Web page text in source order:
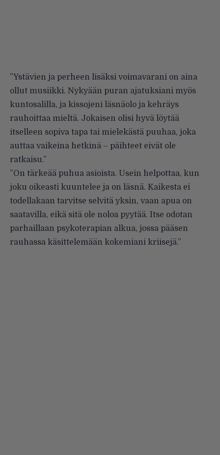
”Ystävien ja perheen lisäksi voimavarani on aina
ollut musiikki. Nykyään puran ajatuksiani myös
kuntosalilla, ja kissojeni läsnäolo ja kehräys
rauhoittaa mieltä. Jokaisen olisi hyvä löytää
itselleen sopiva tapa tai mielekästä puuhaa, joka
auttaa vaikeina hetkinä – päihteet eivät ole
ratkaisu.”
”On tärkeää puhua asioista. Usein helpottaa, kun
joku oikeasti kuuntelee ja on läsnä. Kaikesta ei
todellakaan tarvitse selvitä yksin, vaan apua on
saatavilla, eikä sitä ole noloa pyytää. Itse odotan
parhaillaan psykoterapian alkua, jossa pääsen
rauhassa käsittelemään kokemiani kriisejä.”